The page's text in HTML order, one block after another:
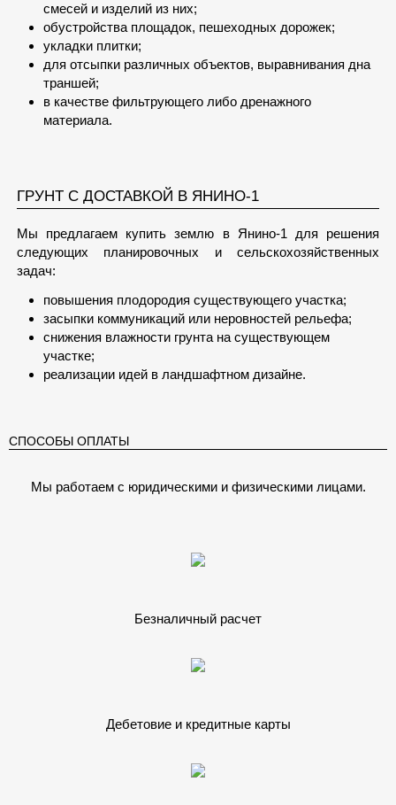
смесей и изделий из них;
обустройства площадок, пешеходных дорожек;
укладки плитки;
для отсыпки различных объектов, выравнивания дна
траншей;
в качестве фильтрующего либо дренажного
материала.
ГРУНТ С ДОСТАВКОЙ В ЯНИНО-1
Мы предлагаем купить землю в Янино-1 для решения
следующих планировочных и сельскохозяйственных
задач:
повышения плодородия существующего участка;
засыпки коммуникаций или неровностей рельефа;
снижения влажности грунта на существующем
участке;
реализации идей в ландшафтном дизайне.
СПОСОБЫ ОПЛАТЫ
Мы работаем с юридическими и физическими лицами.
Безналичный расчет
Дебетовие и кредитные карты